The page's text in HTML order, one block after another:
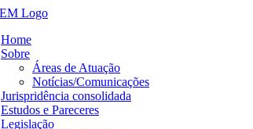
Home
Sobre
Áreas de Atuação
Notícias/Comunicações
Jurispridência consolidada
Estudos e Pareceres
Legislação